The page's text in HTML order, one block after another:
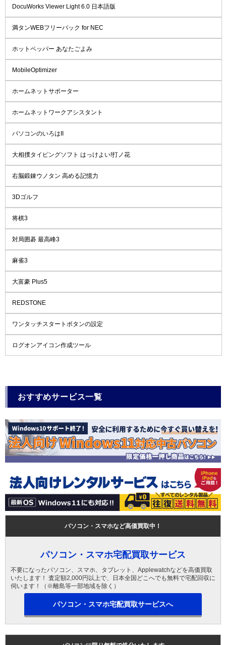
DocuWorks Viewer Light 6.0 日本語版
満タンWEBフリーパック for NEC
ホットペッパー あなたごよみ
MobileOptimizer
ホームネットサポーター
ホームネットワークアシスタント
パソコンのいろはII
大相撲タイピングソフト はっけよい!打ノ花
右脳鍛錬ウノタン 高める記憶力
3Dゴルフ
将棋3
対局囲碁 最高峰3
麻雀3
大富豪 Plus5
REDSTONE
ワンタッチスタートボタンの設定
ログオンアイコン作成ツール
おすすめサービス一覧
パソコン・スマホなど高価買取中！
パソコン・スマホ宅配買取サービス
不要になったパソコン、スマホ、タブレット、Applewatchなどを高価買取
いたします！ 査定額2,000円以上で、日本全国どこへでも無料で宅配回収に
伺います！（※離島等一部地域を除く）
パソコン・スマホ宅配買取サービスへ